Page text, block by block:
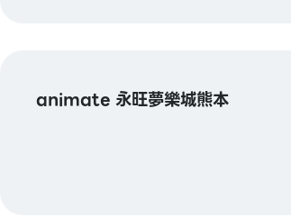
animate 永旺夢樂城熊本